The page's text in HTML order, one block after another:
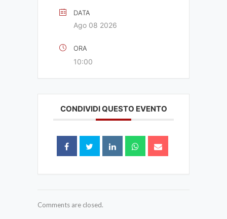
DATA
Ago 08 2026
ORA
10:00
CONDIVIDI QUESTO EVENTO
Comments are closed.